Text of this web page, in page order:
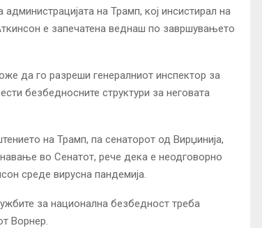
на Трамп, кој инсистирал на
е запечатена веднаш по завршувањето
да го разреши генералниот инспектор за
безбедносните структури за неговата
на Трамп, па сенаторот од Вирџинија,
во Сенатот, рече дека е неодговорно
среде вирусна пандемија.
за национална безбедност треба
Ворнер.